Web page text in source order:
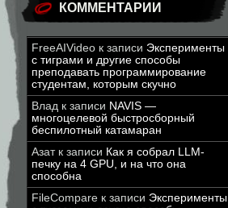
КОММЕНТАРИИ
FreeAIVideo к записи Эксперименты
с тиграми и другие способы
преподавать программирование
студентам, которым скучно
Влад к записи NAVIS —
многоцелевой быстросборный
беспилотный катамаран
Азатк записи Как я собрал LLM-
печку на 4 GPU, и на что она
способна
FileCompare к записи Эксперименты